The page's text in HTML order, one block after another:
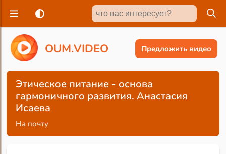
OUM.VIDEO Предложить видео
Этическое питание - основа
гармоничного развития. Анастасия
Исаева
На почту